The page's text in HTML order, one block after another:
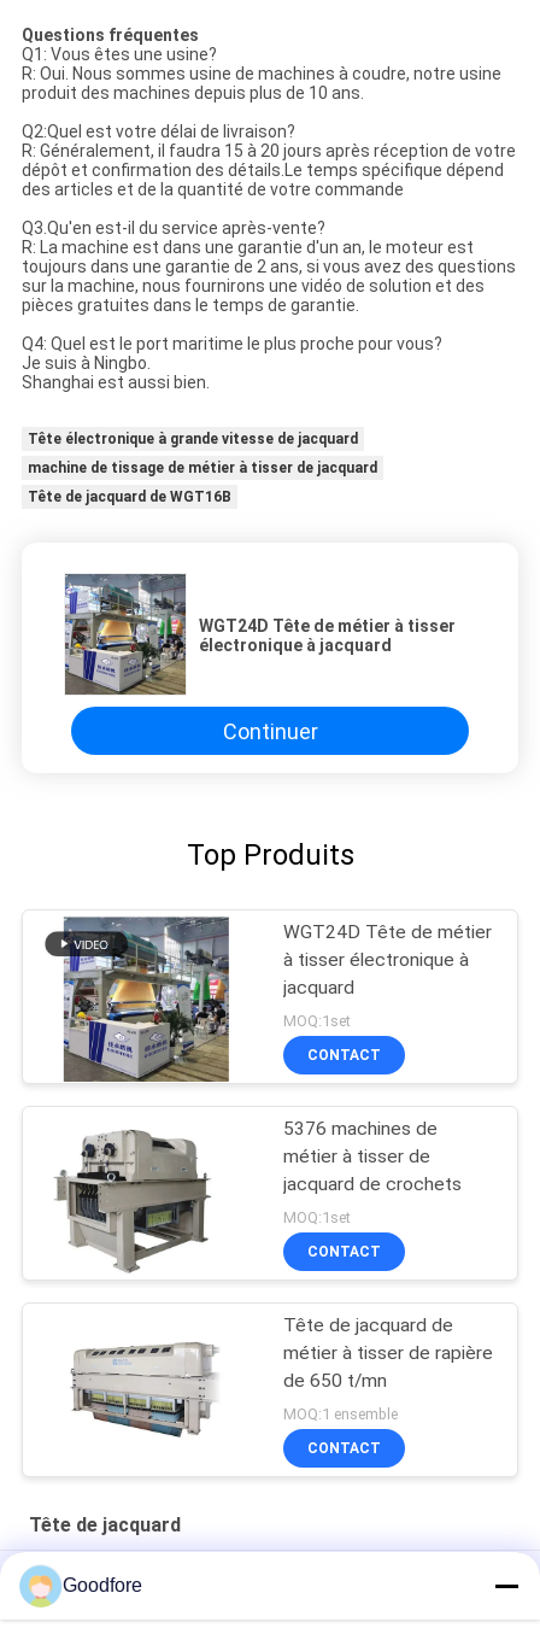
Questions fréquentes
Q1: Vous êtes une usine?
R: Oui. Nous sommes usine de machines à coudre, notre usine
produit des machines depuis plus de 10 ans.
Q2:Quel est votre délai de livraison?
R: Généralement, il faudra 15 à 20 jours après réception de votre
dépôt et confirmation des détails.Le temps spécifique dépend
des articles et de la quantité de votre commande
Q3.Qu'en est-il du service après-vente?
R: La machine est dans une garantie d'un an, le moteur est
toujours dans une garantie de 2 ans, si vous avez des questions
sur la machine, nous fournirons une vidéo de solution et des
pièces gratuites dans le temps de garantie.
Q4: Quel est le port maritime le plus proche pour vous?
Je suis à Ningbo.
Shanghai est aussi bien.
Tête électronique à grande vitesse de jacquard
machine de tissage de métier à tisser de jacquard
Tête de jacquard de WGT16B
WGT24D Tête de métier à tisser
électronique à jacquard
Continuer
Top Produits
WGT24D Tête de métier
à tisser électronique à
jacquard
MOQ:1set
CONTACT
5376 machines de
métier à tisser de
jacquard de crochets
MOQ:1set
CONTACT
Tête de jacquard de
métier à tisser de rapière
de 650 t/mn
MOQ:1 ensemble
CONTACT
Tête de jacquard
machine électronique de haute qualité de jacquard de tête
électronique à grande vitesse de jacquard
Goodfore